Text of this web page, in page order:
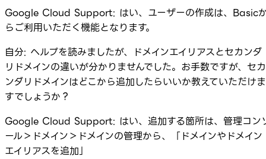
Google Cloud Support: はい、ユーザーの作成は、Basic
らご利用いただく機能となります。
自分: ヘルプを読みましたが、ドメインエイリアスとセカンダ
リドメインの違いが分かりませんでした。お手数ですが、セカ
ンダリドメインはどこから追加したらいいか教えていただけま
すでしょうか？
Google Cloud Support: はい、追加する箇所は、管理コン
ール＞ドメイン＞ドメインの管理から、「ドメインやドメイン
エイリアスを追加」